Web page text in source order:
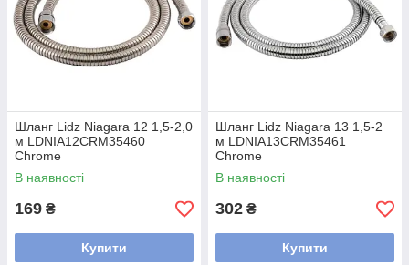
Шланг Lidz Niagara 12 1,5-2,0
м LDNIA12CRM35460
Chrome
В наявності
169 ₴
Купити
Шланг Lidz Niagara 13 1,5-2
м LDNIA13CRM35461
Chrome
В наявності
302 ₴
Купити